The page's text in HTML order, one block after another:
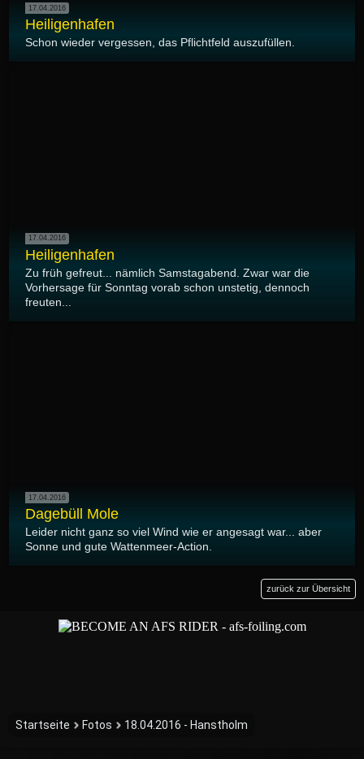
17.04.2016
Heiligenhafen
Schon wieder vergessen, das Pflichtfeld auszufüllen.
17.04.2016
Heiligenhafen
Zu früh gefreut... nämlich Samstagabend. Zwar war die
Vorhersage für Sonntag vorab schon unstetig, dennoch
freuten...
17.04.2016
Dagebüll Mole
Leider nicht ganz so viel Wind wie er angesagt war... aber
Sonne und gute Wattenmeer-Action.
zurück zur Übersicht
Startseite Fotos 18.04.2016 - Hanstholm